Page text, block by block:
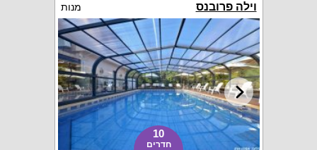
וילה פרובנס מנות
10
חדרים